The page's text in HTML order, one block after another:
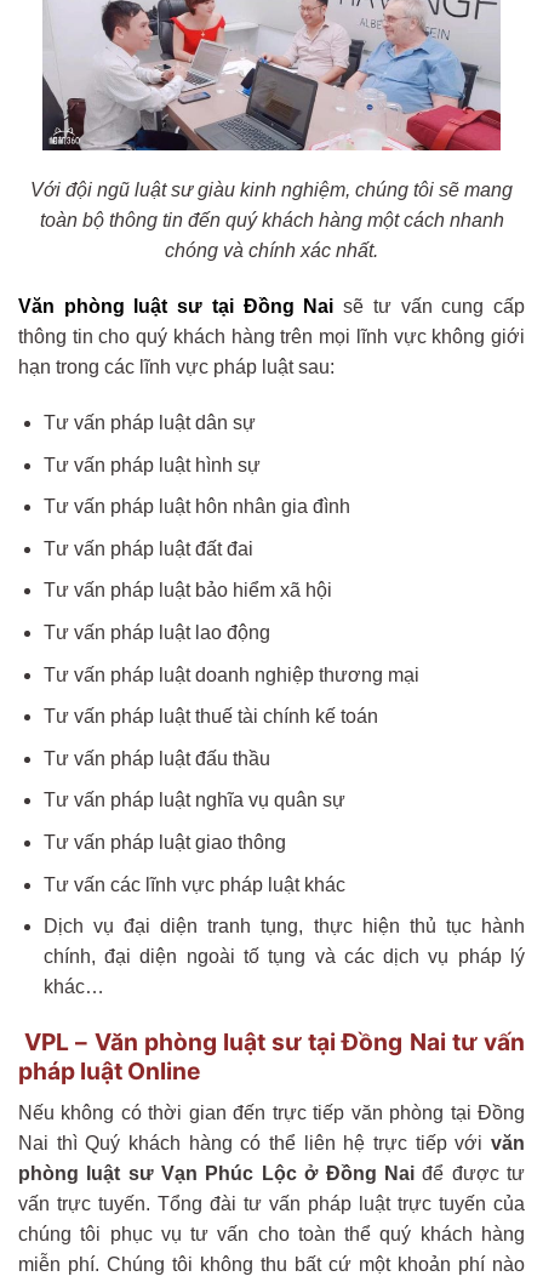
Với đội ngũ luật sư giàu kinh nghiệm, chúng tôi sẽ mang
toàn bộ thông tin đến quý khách hàng một cách nhanh
chóng và chính xác nhất.
Văn phòng luật sư tại Đồng Nai sẽ tư vấn cung cấp
thông tin cho quý khách hàng trên mọi lĩnh vực không giới
hạn trong các lĩnh vực pháp luật sau:
Tư vấn pháp luật dân sự
Tư vấn pháp luật hình sự
Tư vấn pháp luật hôn nhân gia đình
Tư vấn pháp luật đất đai
Tư vấn pháp luật bảo hiểm xã hội
Tư vấn pháp luật lao động
Tư vấn pháp luật doanh nghiệp thương mại
Tư vấn pháp luật thuế tài chính kế toán
Tư vấn pháp luật đấu thầu
Tư vấn pháp luật nghĩa vụ quân sự
Tư vấn pháp luật giao thông
Tư vấn các lĩnh vực pháp luật khác
Dịch vụ đại diện tranh tụng, thực hiện thủ tục hành
chính, đại diện ngoài tố tụng và các dịch vụ pháp lý
khác…
VPL – Văn phòng luật sư tại Đồng Nai tư vấn
pháp luật Online
Nếu không có thời gian đến trực tiếp văn phòng tại Đồng
Nai thì Quý khách hàng có thể liên hệ trực tiếp với văn
phòng luật sư Vạn Phúc Lộc ở Đồng Naiđể được tư
vấn trực tuyến. Tổng đài tư vấn pháp luật trực tuyến của
chúng tôi phục vụ tư vấn cho toàn thể quý khách hàng
miễn phí. Chúng tôi không thu bất cứ một khoản phí nào